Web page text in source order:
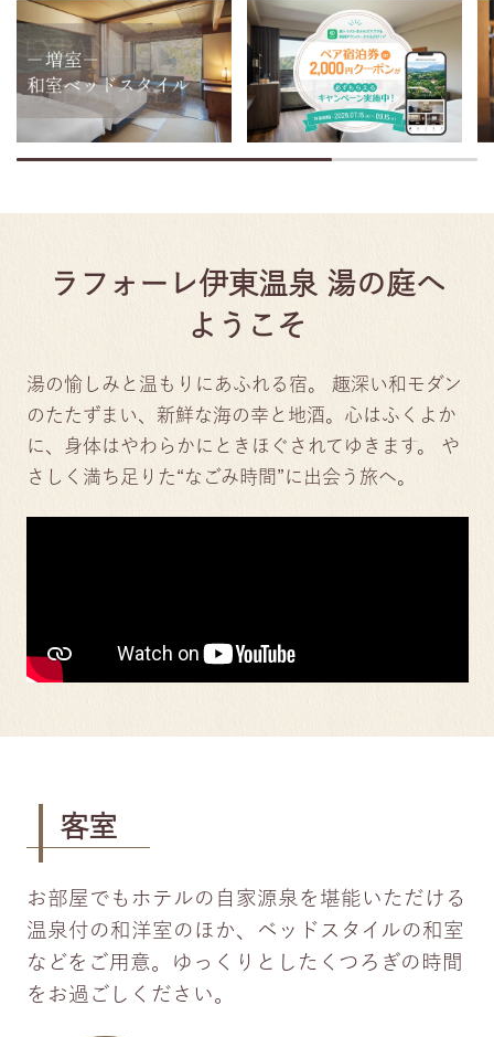
ラフォーレ伊東温泉 湯の庭へ
ようこそ
湯の愉しみと温もりにあふれる宿。
趣深い和モダン
のたたずまい、新鮮な海の幸と地酒。心はふくよか
に、身体はやわらかにときほぐされてゆきます。
や
さしく満ち足りた“なごみ時間”に出会う旅へ。
客室
お部屋でもホテルの自家源泉を堪能いただける
温泉付の和洋室のほか、ベッドスタイルの和室
などをご用意。ゆっくりとしたくつろぎの時間
をお過ごしください。